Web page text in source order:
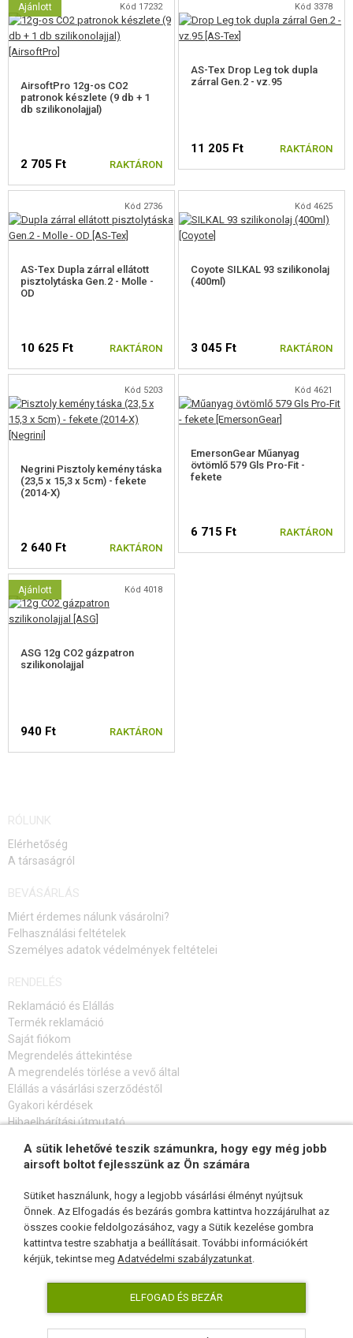
Ajánlott Kód 17232
AirsoftPro 12g-os CO2
patronok készlete (9 db + 1
db szilikonolajjal)
2 705 Ft RAKTÁRON
Kód 3378
AS-Tex Drop Leg tok dupla
zárral Gen.2 - vz.95
11 205 Ft RAKTÁRON
Kód 2736
AS-Tex Dupla zárral ellátott
pisztolytáska Gen.2 - Molle -
OD
10 625 Ft RAKTÁRON
Kód 4625
Coyote SILKAL 93 szilikonolaj
(400ml)
3 045 Ft RAKTÁRON
Kód 5203
Negrini Pisztoly kemény táska
(23,5 x 15,3 x 5cm) - fekete
(2014-X)
2 640 Ft RAKTÁRON
Kód 4621
EmersonGear Műanyag
övtömlő 579 Gls Pro-Fit -
fekete
6 715 Ft RAKTÁRON
Ajánlott Kód 4018
ASG 12g CO2 gázpatron
szilikonolajjal
940 Ft RAKTÁRON
RÓLUNK
Elérhetőség
A társaságról
BEVÁSÁRLÁS
Miért érdemes nálunk vásárolni?
Felhasználási feltételek
Személyes adatok védelmények feltételei
RENDELÉS
Reklamáció és Elállás
Termék reklamáció
Saját fiókom
Megrendelés áttekintése
A megrendelés törlése a vevő által
Elállás a vásárlási szerződéstől
Gyakori kérdések
Hibaelhárítási útmutató
FELIRATKOZÁS HÍRLEVÉLRE
KÖVESSEN MINKET
A sütik lehetővé teszik számunkra, hogy egy még jobb
airsoft boltot fejlesszünk az Ön számára
Sütiket használunk, hogy a legjobb vásárlási élményt nyújtsuk
Önnek. Az Elfogadás és bezárás gombra kattintva hozzájárulhat az
összes cookie feldolgozásához, vagy a Sütik kezelése gombra
kattintva testre szabhatja a beállításait. További információkért
kérjük, tekintse meg Adatvédelmi szabályzatunkat.
ELFOGAD ÉS BEZÁR